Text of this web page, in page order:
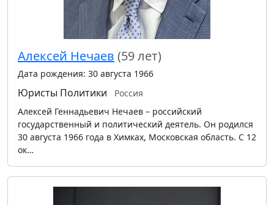
Алексей Нечаев (59 лет)
Дата рождения: 30 августа 1966
Юристы Политики
Россия
Алексей Геннадьевич Нечаев – российский
государственный и политический деятель. Он родился
30 августа 1966 года в Химках, Московская область. С 12
ок…